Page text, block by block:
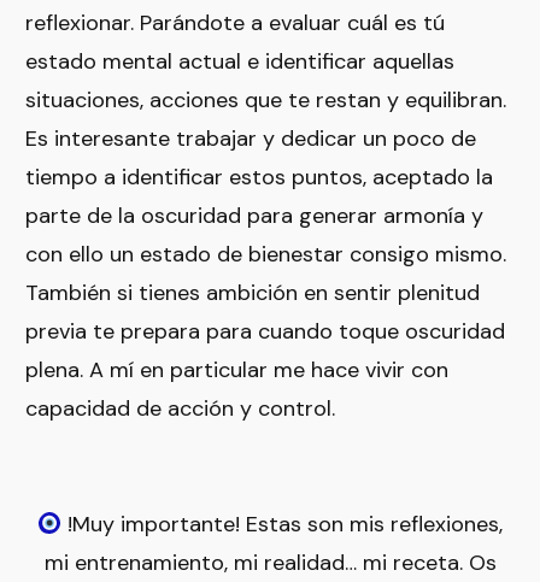
reflexionar. Parándote a evaluar cuál es tú
estado mental actual e identificar aquellas
situaciones, acciones que te restan y equilibran.
Es interesante trabajar y dedicar un poco de
tiempo a identificar estos puntos, aceptado la
parte de la oscuridad para generar armonía y
con ello un estado de bienestar consigo mismo.
También si tienes ambición en sentir plenitud
previa te prepara para cuando toque oscuridad
plena. A mí en particular me hace vivir con
capacidad de acción y control.
!Muy importante! Estas son mis reflexiones,
mi entrenamiento, mi realidad… mi receta. Os